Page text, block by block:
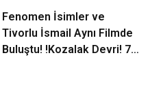
Fenomen İsimler ve
Tivorlu İsmail Aynı Filmde
Buluştu! !Kozalak Devri! 7